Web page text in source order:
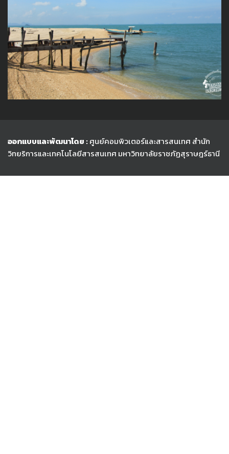
ออกแบบและพัฒนาโดย :ศูนย์คอมพิวเตอร์และสารสนเทศ สำนัก
วิทยริการและเทคโนโลยีสารสนเทศ มหาวิทยาลัยราชภัฏสุราษฎร์ธานี